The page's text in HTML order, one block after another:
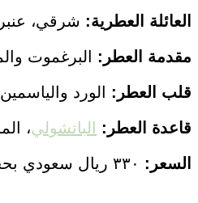
العائلة العطرية: شرقي،
مقدمة العطر:
البرغموت
قلب العطر:
الورد والياسمين
قاعدة العطر:
الباتشولي،
السعر: ٣٣٠ ريال سعودي بحجم ٢٠٠ مل